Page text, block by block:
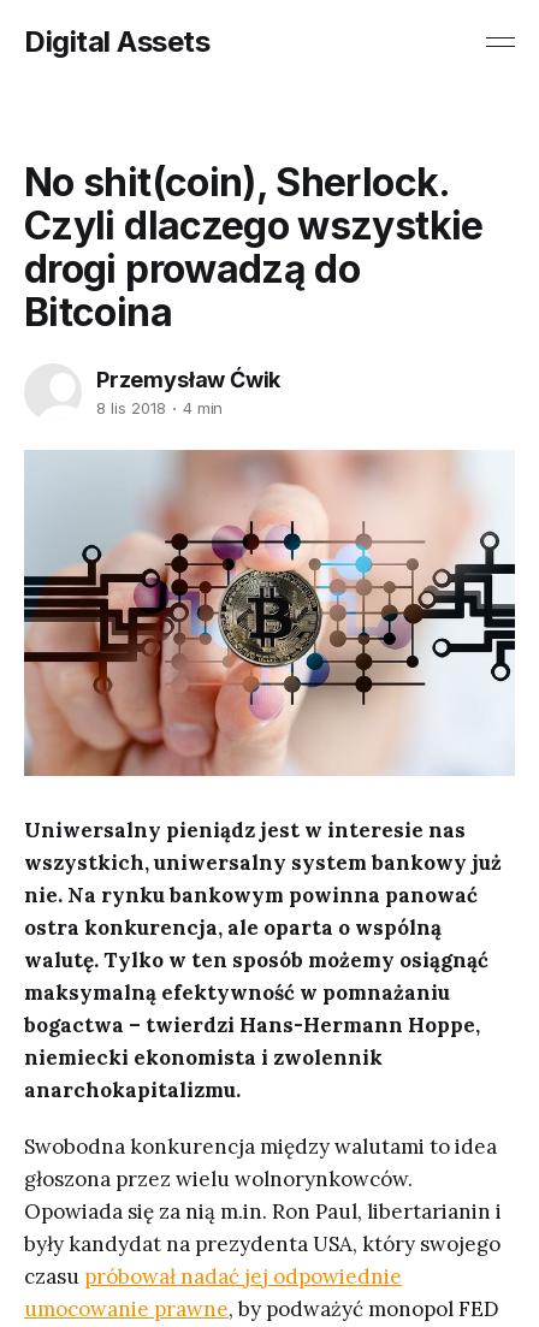
Digital Assets
No shit(coin), Sherlock.
Czyli dlaczego wszystkie
drogi prowadzą do
Bitcoina
Przemysław Ćwik
8 lis 2018 4 min
Uniwersalny pieniądz jest w interesie nas
wszystkich, uniwersalny system bankowy już
nie. Na rynku bankowym powinna panować
ostra konkurencja, ale oparta o wspólną
walutę. Tylko w ten sposób możemy osiągnąć
maksymalną efektywność w pomnażaniu
bogactwa – twierdzi Hans-Hermann Hoppe,
niemiecki ekonomista i zwolennik
anarchokapitalizmu.
Swobodna konkurencja między walutami to idea
głoszona przez wielu wolnorynkowców.
Opowiada się za nią m.in. Ron Paul, libertarianin i
były kandydat na prezydenta USA, który swojego
czasu próbował nadać jej odpowiednie
umocowanie prawne, by podważyć monopol FED